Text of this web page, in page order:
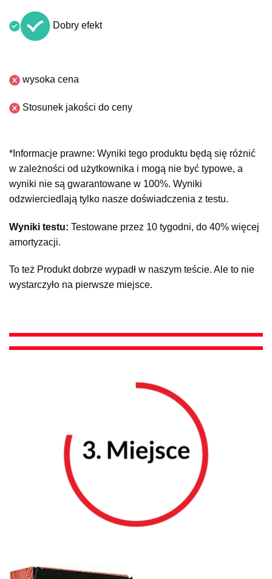
Dobry efekt
wysoka cena
Stosunek jakości do ceny
*Informacje prawne: Wyniki tego produktu będą się różnić
w zależności od użytkownika i mogą nie być typowe, a
wyniki nie są gwarantowane w 100%. Wyniki
odzwierciedlają tylko nasze doświadczenia z testu.
Wyniki testu: Testowane przez 10 tygodni, do 40% więcej
amortyzacji.
To też Produkt dobrze wypadł w naszym teście. Ale to nie
wystarczyło na pierwsze miejsce.